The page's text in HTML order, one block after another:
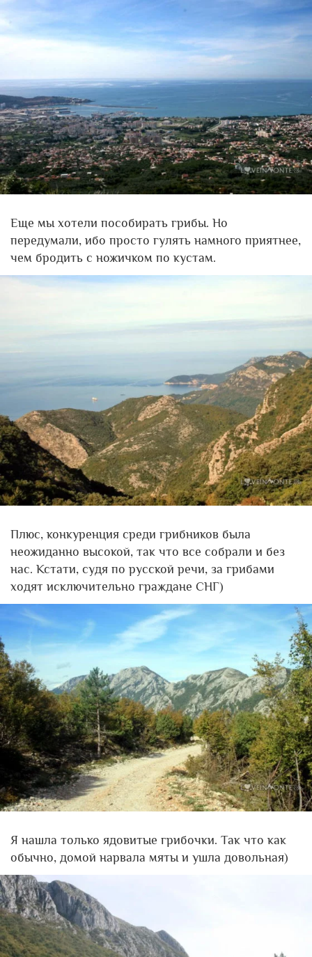
Еще мы хотели пособирать грибы. Но
передумали, ибо просто гулять намного приятнее,
чем бродить с ножичком по кустам.
Плюс, конкуренция среди грибников была
неожиданно высокой, так что все собрали и без
нас. Кстати, судя по русской речи, за грибами
ходят исключительно граждане СНГ)
Я нашла только ядовитые грибочки. Так что как
обычно, домой нарвала мяты и ушла довольная)